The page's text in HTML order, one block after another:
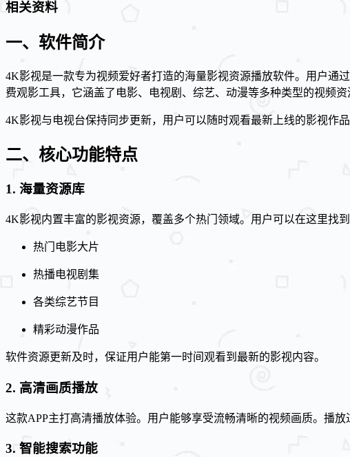
相关资料
一、软件简介
4K影视是一款专为视频爱好者打造的海量影视资源播放软件。用户通
费观影工具，它涵盖了电影、电视剧、综艺、动漫等多种类型的视频资
4K影视与电视台保持同步更新，用户可以随时观看最新上线的影视作
二、核心功能特点
1. 海量资源库
4K影视内置丰富的影视资源，覆盖多个热门领域。用户可以在这里找到
热门电影大片
热播电视剧集
各类综艺节目
精彩动漫作品
软件资源更新及时，保证用户能第一时间观看到最新的影视内容。
2. 高清画质播放
这款APP主打高清播放体验。用户能够享受流畅清晰的视频画质。播
3. 智能搜索功能